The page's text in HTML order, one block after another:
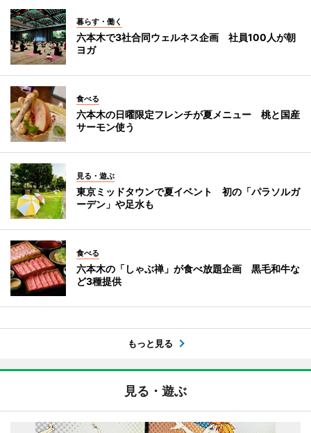
暮らす・働く
六本木で3社合同ウェルネス企画 社員100人が朝
ヨガ
食べる
六本木の日曜限定フレンチが夏メニュー 桃と国産
サーモン使う
見る・遊ぶ
東京ミッドタウンで夏イベント 初の「パラソルガ
ーデン」や足水も
食べる
六本木の「しゃぶ禅」が食べ放題企画 黒毛和牛な
ど3種提供
もっと見る
見る・遊ぶ